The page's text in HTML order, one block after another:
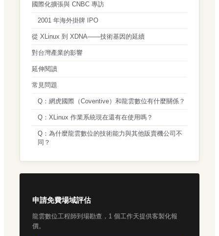
國際化擴張與 CNBC 專訪
2001 年海外掛牌 IPO
從 XLinux 到 XDNA——技術基因的延續
對台灣產業的影響
延伸閱讀
常見問題
Q：網虎國際（Coventive）和龍雲數位有什麼關係？
Q：XLinux 作業系統現在還有在使用嗎？
Q：為什麼龍雲數位的技術能力與其他販賣機公司不
同？
申請免費場域評估
龍雲數位工程師到場勘查，1 個工作天提供客製化報
價。